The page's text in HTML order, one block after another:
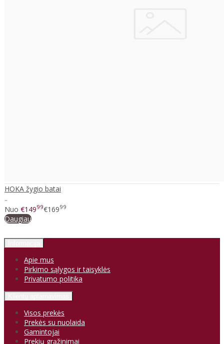
HOKA žygio batai
..
Nuo €14999€16999
Daugiau
Apie mus
Pirkimo sąlygos ir taisyklės
Privatumo politika
Visos prekės
Prekės su nuolaida
Gamintojai
Prekių grąžinimai